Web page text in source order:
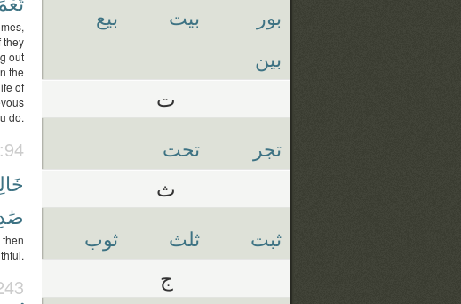
they
out
the
of
do.
بور
بيت
بيع
بين
ت
تجر تحت
ث
ثبت ثلث ثوب
ج